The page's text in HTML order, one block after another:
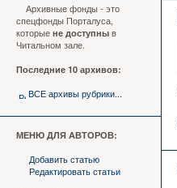
Архивные фонды - это
спецфонды Порталуса,
которые не доступны в
Читальном зале.
Последние 10 архивов:
ВСЕ архивы рубрики...
МЕНЮ ДЛЯ АВТОРОВ:
Добавить статью
Редактировать статьи